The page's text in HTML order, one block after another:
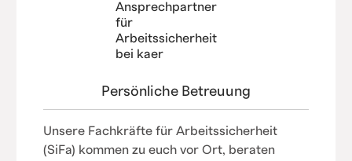
Persönliche Betreuung
Unsere Fachkräfte für Arbeitssicherheit
(SiFa) kommen zu euch vor Ort, beraten